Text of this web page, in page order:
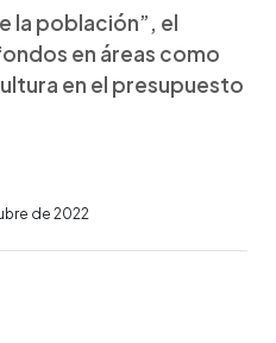
la población”, el
en áreas como
en el presupuesto
de 2022